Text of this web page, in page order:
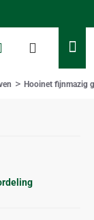
Hooinet fijnmazig